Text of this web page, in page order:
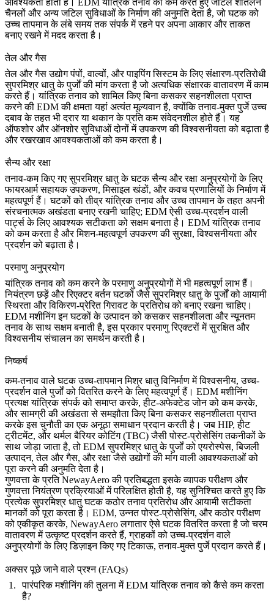
चैनलों और अन्य जटिल सुविधाओं के निर्माण की अनुमति देता है, जो घटक को
उच्च तापमान के लंबे समय तक संपर्क में रहने पर अपना आकार और ताकत
बनाए रखने में मदद करता है।
तेल और गैस
तेल और गैस उद्योगपंपों, वाल्वों, और पाइपिंग सिस्टम के लिए संक्षारण-प्रतिरोधी
सुपरमिश्र धातु के पुर्जों की मांग करता है जो अत्यधिक संक्षारक वातावरण में काम
करते हैं। यांत्रिक तनाव को शामिल किए बिना कसकर सहनशीलता प्राप्त
करने की EDM की क्षमता यहां अत्यंत मूल्यवान है, क्योंकि तनाव-मुक्त पुर्जे उच्च
दबाव के तहत भी दरार या थकान के प्रति कम संवेदनशील होते हैं। यह
ऑफशोर और ऑनशोर सुविधाओंदोनों में उपकरण की विश्वसनीयता को बढ़ाता है
और रखरखाव आवश्यकताओं को कम करता है।
सैन्य और रक्षा
तनाव-कम किए गए सुपरमिश्र धातु के घटक सैन्य और रक्षा अनुप्रयोगों के लिए
फायरआर्म सहायक उपकरण, मिसाइल खंडों, और कवच प्रणालियों के निर्माण में
महत्वपूर्ण हैं। घटकों को तीव्र यांत्रिक तनाव और उच्च तापमान के तहत अपनी
संरचनात्मक अखंडता बनाए रखनी चाहिए; EDM ऐसी उच्च-प्रदर्शन वाली
पार्ट्स के लिए आवश्यक सटीकता को सक्षम बनाता है। EDM यांत्रिक तनाव
को कम करता है और मिशन-महत्वपूर्ण उपकरण की सुरक्षा, विश्वसनीयता और
प्रदर्शन को बढ़ाता है।
परमाणु अनुप्रयोग
यांत्रिक तनाव को कम करने केपरमाणु अनुप्रयोगोंमें भी महत्वपूर्ण लाभ हैं।
नियंत्रण छड़ें और रिएक्टर बर्तन घटकों जैसे सुपरमिश्र धातु के पुर्जों को आयामी
स्थिरता और विकिरण-प्रेरित गिरावट के प्रतिरोध को बनाए रखना चाहिए।
EDM मशीनिंग इन घटकों के उत्पादन को कसकर सहनशीलता और न्यूनतम
तनाव के साथ सक्षम बनाती है, इस प्रकार परमाणु रिएक्टरों में सुरक्षित और
विश्वसनीय संचालन का समर्थन करती है।
निष्कर्ष
कम-तनाव वाले घटक उच्च-तापमान मिश्र धातु विनिर्माण में विश्वसनीय, उच्च-
प्रदर्शन वाले पुर्जों को वितरित करने के लिए महत्वपूर्ण हैं। EDM मशीनिंग
प्रत्यक्ष यांत्रिक संपर्क को समाप्त करके, हीट-अफेक्टेड जोन को कम करके,
और सामग्री की अखंडता से समझौता किए बिना कसकर सहनशीलता प्राप्त
करके इस चुनौती का एक अनूठा समाधान प्रदान करती है। जब HIP, हीट
ट्रीटमेंट, और थर्मल बैरियर कोटिंग (TBC) जैसी पोस्ट-प्रोसेसिंग तकनीकों के
साथ जोड़ा जाता है, तो EDM सुपरमिश्र धातु के पुर्जों को एयरोस्पेस, बिजली
उत्पादन, तेल और गैस, और रक्षा जैसे उद्योगों की मांग वाली आवश्यकताओं को
पूरा करने की अनुमति देता है।
गुणवत्ता के प्रति NewayAero की प्रतिबद्धताइसके व्यापक परीक्षण और
गुणवत्ता नियंत्रण प्रक्रियाओं में परिलक्षित होती है, यह सुनिश्चित करते हुए कि
प्रत्येक सुपरमिश्र धातु घटक कठोर तनाव प्रतिरोध और आयामी सटीकता
मानकों को पूरा करता है। EDM, उन्नत पोस्ट-प्रोसेसिंग, और कठोर परीक्षण
को एकीकृत करके, NewayAero लगातार ऐसे घटक वितरित करता है जो चरम
वातावरण में उत्कृष्ट प्रदर्शन करते हैं, ग्राहकों को उच्च-प्रदर्शन वाले
अनुप्रयोगों के लिए डिज़ाइन किए गए टिकाऊ, तनाव-मुक्त पुर्जे प्रदान करते हैं।
अक्सर पूछे जाने वाले प्रश्न (FAQs)
पारंपरिक मशीनिंग की तुलना में EDM यांत्रिक तनाव को कैसे कम करता
है?